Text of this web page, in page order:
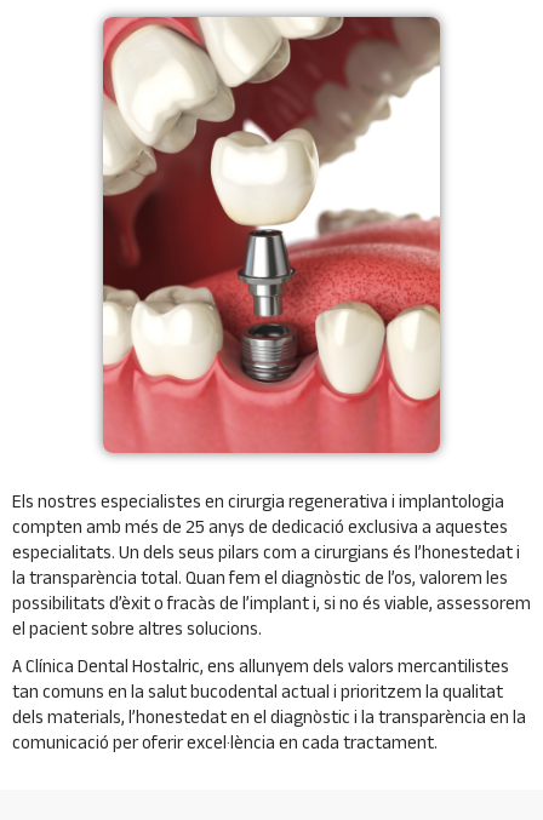
Els nostres especialistes en cirurgia regenerativa i implantologia
compten amb més de 25 anys de dedicació exclusiva a aquestes
especialitats. Un dels seus pilars com a cirurgians és l’honestedat i
la transparència total. Quan fem el diagnòstic de l’os, valorem les
possibilitats d’èxit o fracàs de l’implant i, si no és viable, assessorem
el pacient sobre altres solucions.
A Clínica Dental Hostalric, ens allunyem dels valors mercantilistes
tan comuns en la salut bucodental actual i prioritzem la qualitat
dels materials, l’honestedat en el diagnòstic i la transparència en la
comunicació per oferir excel·lència en cada tractament.